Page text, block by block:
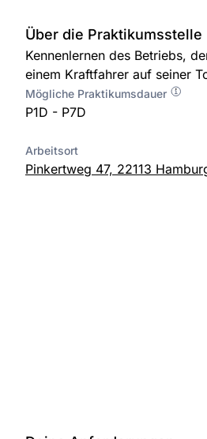
Über die Praktikumsstelle
Kennenlernen des Betriebs,
einem Kraftfahrer auf seiner
Mögliche Praktikumsdauer
P1D - P7D
Arbeitsort
Pinkertweg 47, 22113